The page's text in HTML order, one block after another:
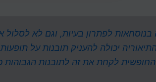
לפתרון בעיות, וגם לא לסלול
יכולה להעניק תובנות על תופעות
לקחת את זה לתובנות הגבוהות